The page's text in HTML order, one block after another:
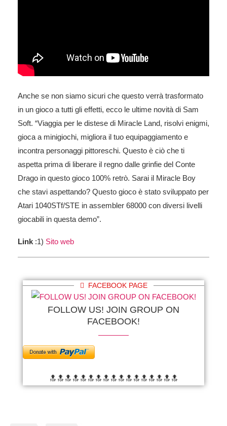
Anche se non siamo sicuri che questo verrà trasformato
in un gioco a tutti gli effetti, ecco le ultime novità di Sam
Soft. “Viaggia per le distese di Miracle Land, risolvi enigmi,
gioca a minigiochi, migliora il tuo equipaggiamento e
incontra personaggi pittoreschi. Questo è ciò che ti
aspetta prima di liberare il regno dalle grinfie del Conte
Drago in questo gioco 100% retrò. Sarai il Miracle Boy
che stavi aspettando? Questo gioco è stato sviluppato per
Atari 1040STf/STE in assembler 68000 con diversi livelli
giocabili in questa demo”.
Link :1) Sito web
FACEBOOK PAGE
FOLLOW US! JOIN GROUP ON
FACEBOOK!
🔝🔝🔝🔝🔝🔝 🔝🔝🔝🔝🔝🔝 🔝🔝🔝🔝🔝